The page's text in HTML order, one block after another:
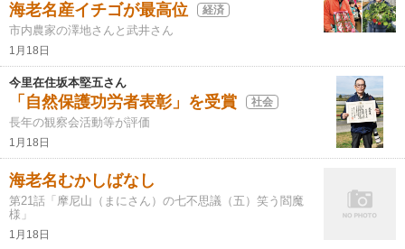
海老名産イチゴが最高位 経済
市内農家の澤地さんと武井さん
1月18日
今里在住坂本堅五さん
「自然保護功労者表彰」を受賞 社会
長年の観察会活動等が評価
1月18日
海老名むかしばなし
第21話「摩尼山（まにさん）の七不思議（五）笑う閻魔
様」
1月18日